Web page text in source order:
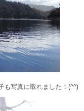
も写真に取れました！(^^)